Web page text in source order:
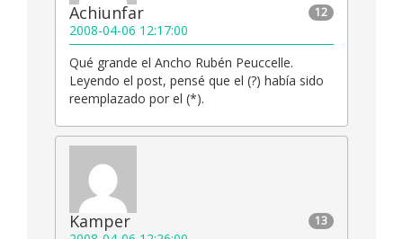
12
Achiunfar
2008-04-06 12:17:00
Qué grande el Ancho Rubén Peuccelle.
Leyendo el post, pensé que el (?) había sido
reemplazado por el (*).
13
Kamper